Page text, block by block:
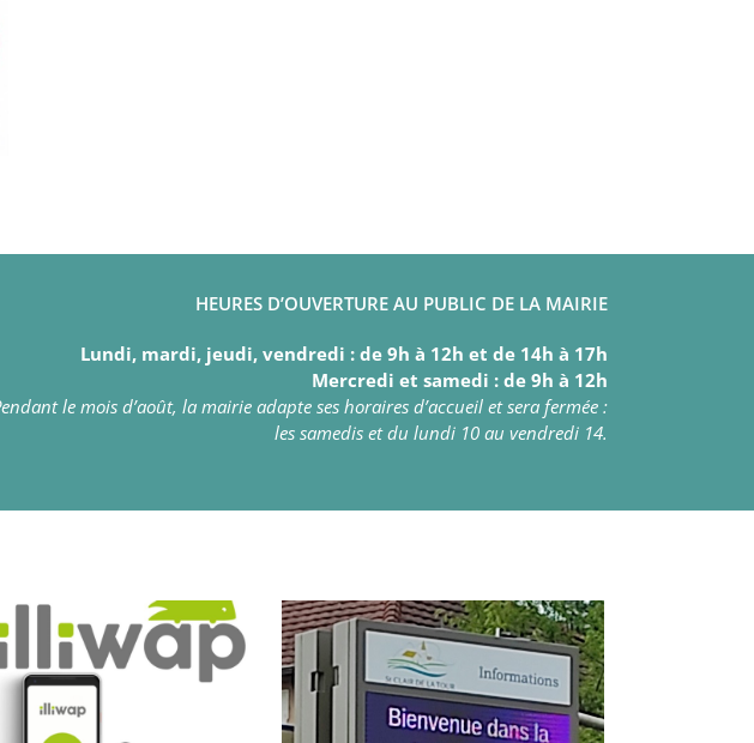
HEURES D’OUVERTURE AU PUBLIC DE LA MAIRIE
Lundi, mardi, jeudi, vendredi : de 9h à 12h et de 14h à 17h
Mercredi et samedi : de 9h à 12h
le mois d’août, la mairie adapte ses horaires d’accueil et sera fermée :
les samedis et du lundi 10 au vendredi 14.